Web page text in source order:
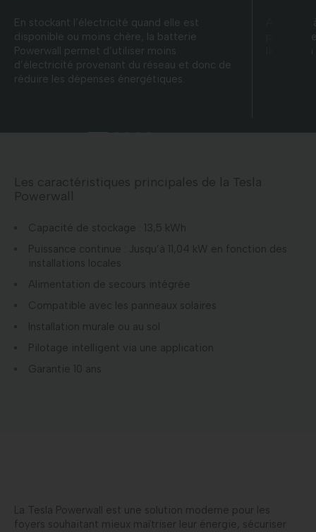
En stockant l’électricité quand elle est
disponible ou moins chère, la batterie
Powerwall permet d’utiliser moins
d’électricité provenant du réseau et donc de
réduire les dépenses énergétiques.
permet
limitant
Les caractéristiques principales de la Tesla
Powerwall
Capacité de stockage : 13,5 kWh
Puissance continue : Jusqu’à 11,04 kW en fonction des
installations locales
Alimentation de secours intégrée
Compatible avec les panneaux solaires
Installation murale ou au sol
Pilotage intelligent via une application
Garantie 10 ans
La Tesla Powerwall est une solution moderne pour les
foyers souhaitant mieux maîtriser leur énergie, sécuriser